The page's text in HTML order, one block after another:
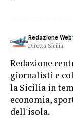
Redazione Web
Diretta Sicilia
Redazione
giornalisti e
la Sicilia in
economia,
dell'isola.